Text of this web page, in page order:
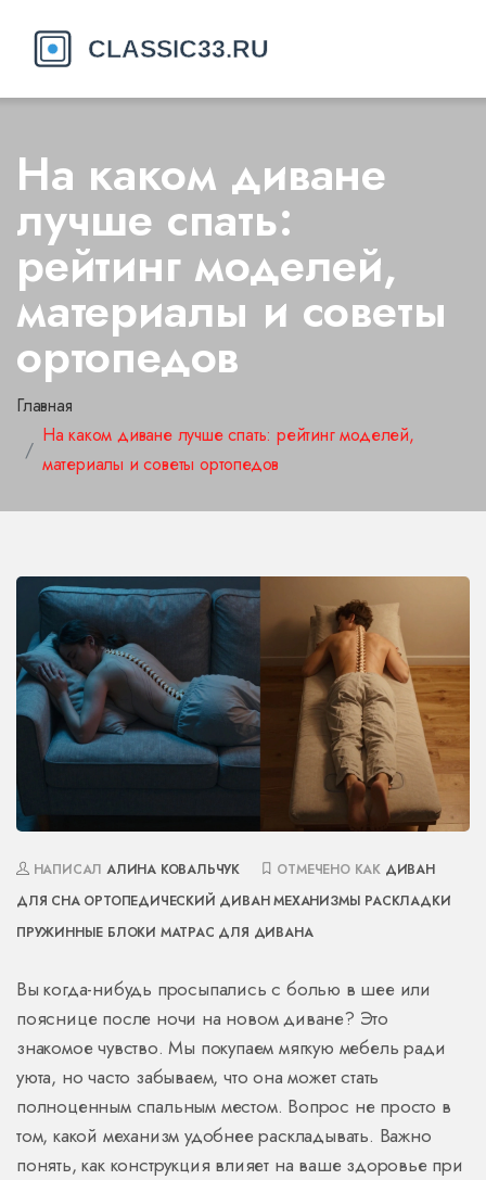
На каком диване
лучше спать:
рейтинг моделей,
материалы и советы
ортопедов
Главная
На каком диване лучше спать: рейтинг моделей,
материалы и советы ортопедов
НАПИСАЛАЛИНА КОВАЛЬЧУК ОТМЕЧЕНО КАК ДИВАН
ДЛЯ СНА ОРТОПЕДИЧЕСКИЙ ДИВАН МЕХАНИЗМЫ РАСКЛАДКИ
ПРУЖИННЫЕ БЛОКИ МАТРАС ДЛЯ ДИВАНА
Вы когда-нибудь просыпались с болью в шее или
пояснице после ночи на новом диване? Это
знакомое чувство. Мы покупаем мягкую мебель ради
уюта, но часто забываем, что она может стать
полноценным спальным местом. Вопрос не просто в
том, какой механизм удобнее раскладывать. Важно
понять, как конструкция влияет на ваше здоровье при